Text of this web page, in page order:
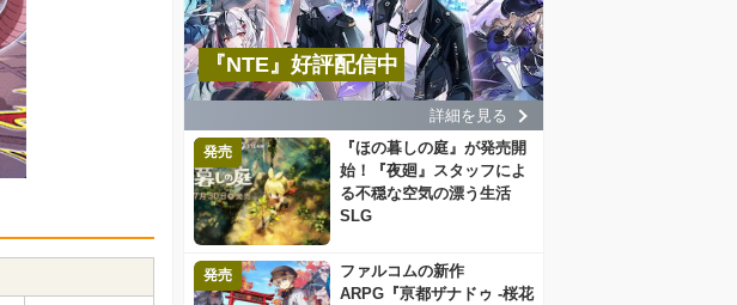
『NTE』好評配信中
詳細を見る
発売
『ほの暮しの庭』が発売開
始！『夜廻』スタッフによ
る不穏な空気の漂う生活
SLG
発売
ファルコムの新作
ARPG『亰都ザナドゥ -桜花